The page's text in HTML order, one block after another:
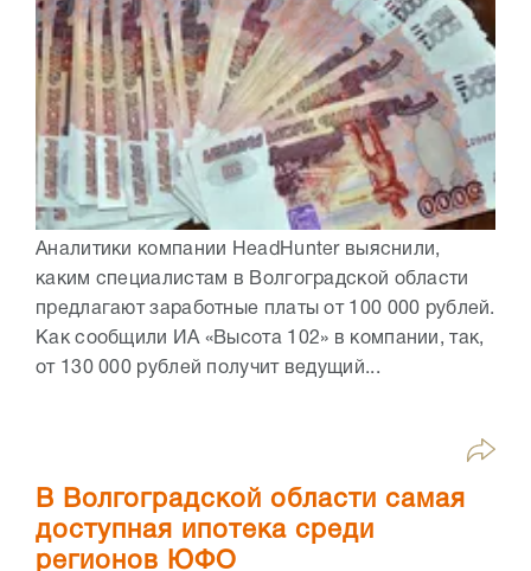
Аналитики компании HeadHunter выяснили,
каким специалистам в Волгоградской области
предлагают заработные платы от 100 000 рублей.
Как сообщили ИА «Высота 102» в компании, так,
от 130 000 рублей получит ведущий...
В Волгоградской области самая
доступная ипотека среди
регионов ЮФО